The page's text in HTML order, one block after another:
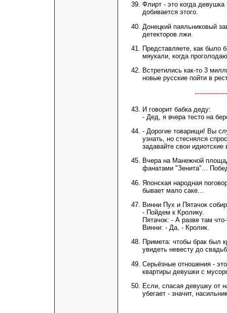
Флирт - это когда девушка
добивается этого.
Донецкий паяльниковый
детекторов лжи.
Представляете, как было
мяукали, когда
Встретились как-то 3
новые русские пойти в
И говорит бабка деду:
- Дед, я вчера тесто на
- Дорогие товарищи! Вы
узнать, но стеснялся
задавайте свои идиотские
Вчера на Манежной
фанатами "Зенита"...
Японская народная
бывает мало саке...
Винни Пух и Пятачок
- Пойдем к Кролику.
Пятачок: - А разве там
Винни: - Да, - Кролик.
Примета: чтобы брак был
увидеть невесту до
Серьёзные отношения -
квартиры девушки с
Если, спасая девушку от
убегает - значит,